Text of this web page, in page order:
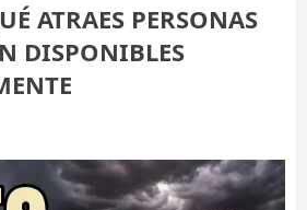
ATRAES PERSONAS
DISPONIBLES